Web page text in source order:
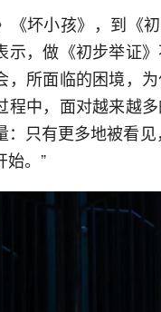
《坏小孩》，到《
示，做《初步举证
，所面临的困境，
程中，面对越来越
：只有更多地被看
始。”